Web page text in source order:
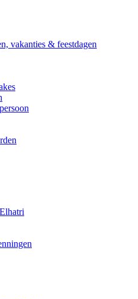
vakanties & feestdagen